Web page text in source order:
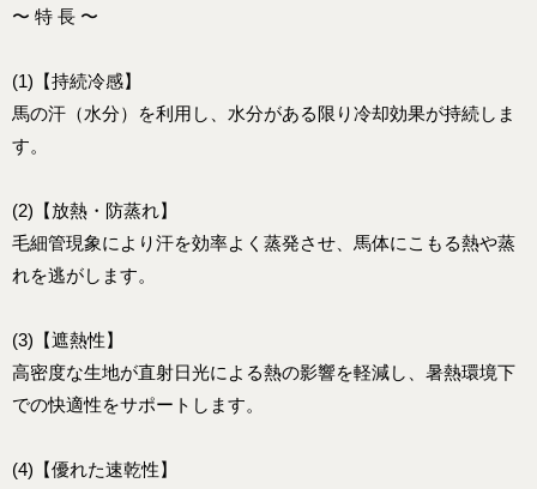
〜 特 長 〜
(1)【持続冷感】
馬の汗（水分）を利用し、水分がある限り冷却効果が持続しま
す。
(2)【放熱・防蒸れ】
毛細管現象により汗を効率よく蒸発させ、馬体にこもる熱や蒸
れを逃がします。
(3)【遮熱性】
高密度な生地が直射日光による熱の影響を軽減し、暑熱環境下
での快適性をサポートします。
(4)【優れた速乾性】